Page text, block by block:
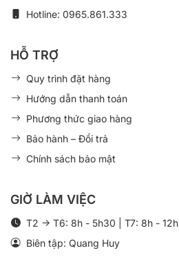
Hotline: 0965.861.333
HỖ TRỢ
Quy trình đặt hàng
Hướng dẫn thanh toán
Phương thức giao hàng
Bảo hành – Đổi trả
Chính sách bảo mật
GIỜ LÀM VIỆC
T2 -> T6: 8h - 5h30 | T7: 8h - 12h
Biên tập: Quang Huy